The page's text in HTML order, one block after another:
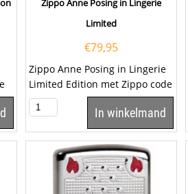
Zippo Anne Posing in Lingerie
Limited
€79,95
Zippo Anne Posing in Lingerie
Limited Edition met Zippo code
2.003.340. De Zippo heeft
een...
In winkelmand